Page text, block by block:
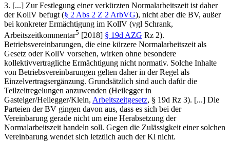
3. [...] Zur Festlegung einer verkürzten Normalarbeitszeit ist daher
der KollV befugt (§ 2 Abs 2 Z 2 ArbVG), nicht aber die BV, außer
bei konkreter Ermächtigung im KollV (vgl Schrank,
Arbeitszeitkommentar5 [2018] § 19d AZG Rz 2).
Betriebsvereinbarungen, die eine kürzere Normalarbeitszeit als
Gesetz oder KollV vorsehen, wirken ohne besondere
kollektivvertragliche Ermächtigung nicht normativ. Solche Inhalte
von Betriebsvereinbarungen gelten daher in der Regel als
Einzelvertragsergänzung. Grundsätzlich sind auch dafür die
Teilzeitregelungen anzuwenden (Heileggerin
Gasteiger/Heilegger/Klein, Arbeitszeitgesetz, § 19d Rz 3). [...] Die
Parteien der BV gingen davon aus, dass es sich bei der
Vereinbarung gerade nicht um eine Herabsetzung der
Normalarbeitszeit handeln soll. Gegen die Zulässigkeit einer solchen
Vereinbarung wendet sich letztlich auch der Kl nicht.